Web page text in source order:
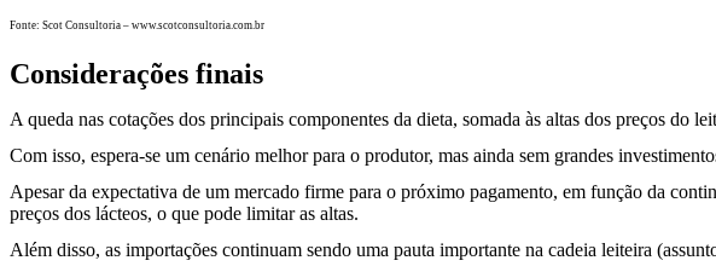
Fonte: Scot Consultoria – www.scotconsultoria.com.br
Considerações finais
A queda nas cotações dos principais componentes da dieta, somada às altas dos preços do
Com isso, espera-se um cenário melhor para o produtor, mas ainda sem grandes
Apesar da expectativa de um mercado firme para o próximo pagamento, em função da
preços dos lácteos, o que pode limitar as altas.
Além disso, as importações continuam sendo uma pauta importante na cadeia leiteira